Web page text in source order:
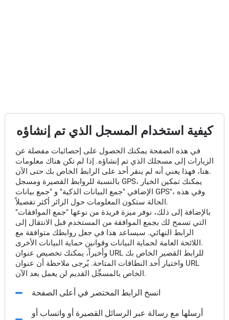
كيفية استخدام المسجل الذي تم إنشاؤه
في هذه الصفحة يمكنك الحصول على إحصائيات مفصلة عن
الزيارات إلى مسجلك الذي تم إنشاؤه. إذا لم تكن هناك معلومات
هنا، فهذا يعني أنه لم ينقر أحد على الرابط الخاص بك حتى الآن.
بالنسبة للروابط القصيرة ومسجل GPS، يمكنك تمكين الخيار
الإضافي "جمع البيانات الذكية" و "جمع بيانات GPS"، وفي هذه
الحالة ستكون المعلومات حول الزائر أكثر تفصيلاً.
بالإضافة إلى ذلك، نوفر ميزة فريدة من نوعها "جمع الموافقات"
التي تسمح لك بجمع الموافقة من المستخدم قبل الانتقال إلى
الرابط النهائي. سيساعد هذا في جعل روابطك متوافقة مع
اللائحة العامة لحماية البيانات وقوانين حماية البيانات الأخرى.
وأخيراً، يمكنك تخصيص عنوان URL للرابط القصير الخاص بك
واختيار أحد النطاقات المتاحة. يُرجى ملاحظة أن عنوان URL
الخاص بالمسجِّل القديم لن يعمل بعد الآن.
انسخ الرابط المختصر في أعلى الصفحة
أرسلها مع رسالة عبر الرسائل القصيرة أو واتساب أو